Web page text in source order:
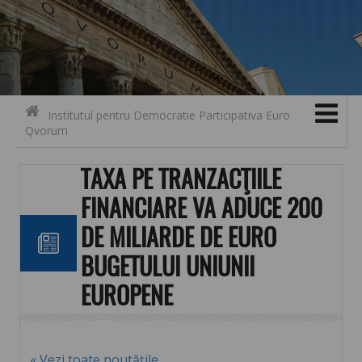
Contact
Skip to content
Institutul pentru Democratie Participativa Euro
Qvorum
TAXA PE TRANZACŢIILE
FINANCIARE VA ADUCE 200
DE MILIARDE DE EURO
BUGETULUI UNIUNII
EUROPENE